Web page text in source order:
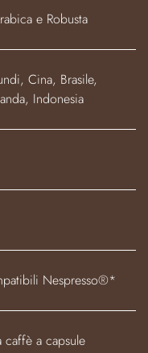
e Robusta
Cina, Brasile,
Indonesia
Nespresso®*
caffè a capsule